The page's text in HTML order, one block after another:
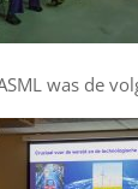
was de